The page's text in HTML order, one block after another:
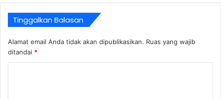
Tinggalkan Balasan
Alamat email Anda tidak akan dipublikasikan. Ruas yang wajib
ditandai *